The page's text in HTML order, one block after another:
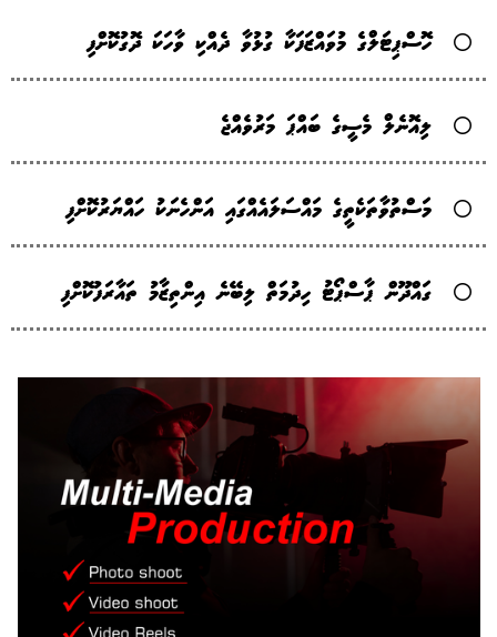
ހޮސްޕިޓަލްގެ މުވައްޒަފަކާ ގުޅުވާ ދެއްކި ވާހަކަ ދޮގުކޮށްފި
ލިއޮނެލް މެސީގެ ބައްޕަ މަރުވެއްޖެ
މަސްތުވާތަކެތީގެ މައްސަލައެއްގައި އަންހެނަކު ހައްޔަރުކޮށްފި
ގައްދޫން ޕާސްޕޯޓު ހިދުމަތް ލިބޭނެ އިންތިޒާމު ތައާރަފުކޮށްފި